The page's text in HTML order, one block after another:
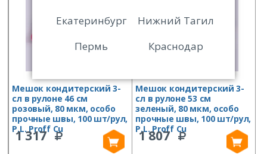
Мешок кондитерский 3-
сл в рулоне 46 см
розовый, 80 мкм, особо
прочные швы, 100 шт/рул,
P.L. Proff Cu
1 317
Мешок кондитерский 3-
сл в рулоне 53 см
зеленый, 80 мкм, особо
прочные швы, 100 шт/рул,
P.L. Proff Cu
1 807
Екатеринбург
Нижний Тагил
Пермь
Краснодар